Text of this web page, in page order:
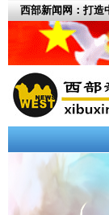
西部新闻网：打造